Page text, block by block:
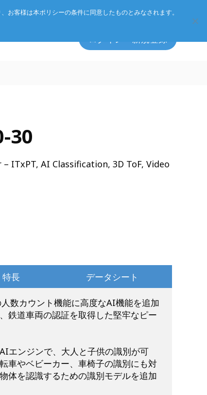
Eurotechグループ お客様サポート お問い合わせ
ログイン・新規登録
30
ITxPT, AI Classification, 3D ToF, Video
特長 データシート
数カウント機能に高度なAI機能を追加
鉄道車両の認証を取得した堅牢なピー
エンジンで、大人と子供の識別が可
車やベビーカー、車椅子の識別にも対
体を認識するための識別モデルを追加
客様は本ポリシーの条件に同意したものとみなされます。